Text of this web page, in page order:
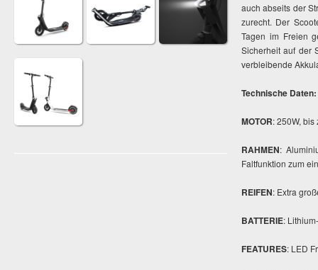
auch abseits der
zurecht. Der
Tagen im Freien
Sicherheit auf der
verbleibende
Technische Daten:
MOTOR: 250W,
RAHMEN:
Faltfunktion zum
REIFEN: Extra
BATTERIE:
FEATURES: LED